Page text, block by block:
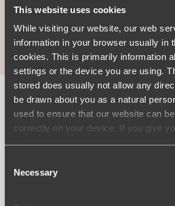
This website uses cookies
While visiting our website, our web
information in your browser usually in
cookies. This is primarily information
settings or the device you are using.
stored does usually not allow any
be drawn about you as a natural
used to ensure that our website can
correctly on your device. If you give
revocable and is valid for a limited
cookies we use may be transferred to
countries. Your consent also extends
Selection
Necessary
ZAHLREICHE